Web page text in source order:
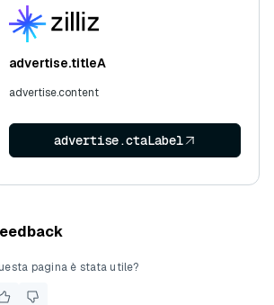
advertise.titleA
advertise.content
advertise.ctaLabel
pagina è stata utile?